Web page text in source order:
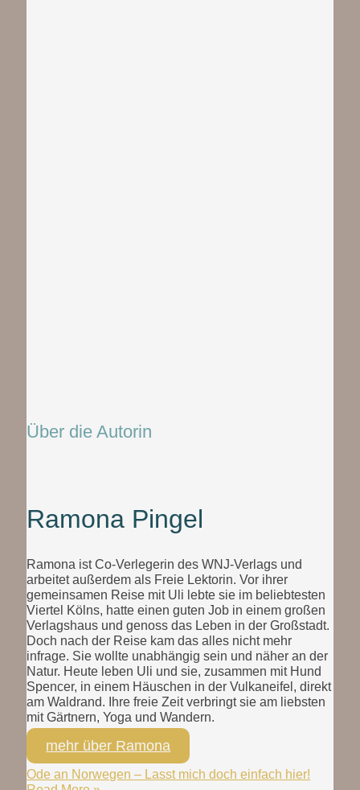
Über die Autorin
Ramona Pingel
Ramona ist Co-Verlegerin des WNJ-Verlags und
arbeitet außerdem als Freie Lektorin. Vor ihrer
gemeinsamen Reise mit Uli lebte sie im beliebtesten
Viertel Kölns, hatte einen guten Job in einem großen
Verlagshaus und genoss das Leben in der Großstadt.
Doch nach der Reise kam das alles nicht mehr
infrage. Sie wollte unabhängig sein und näher an der
Natur. Heute leben Uli und sie, zusammen mit Hund
Spencer, in einem Häuschen in der Vulkaneifel, direkt
am Waldrand. Ihre freie Zeit verbringt sie am liebsten
mit Gärtnern, Yoga und Wandern.
mehr über Ramona
Ode an Norwegen – Lasst mich doch einfach hier!